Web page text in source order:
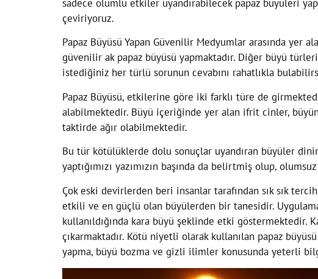
sadece olumlu etkiler uyandırabilecek papaz büyüleri
çeviriyoruz.
Papaz Büyüsü Yapan Güvenilir Medyumlar arasında yer
güvenilir ak papaz büyüsü yapmaktadır. Diğer büyü
istediğiniz her türlü sorunun cevabını rahatlıkla
Papaz Büyüsü, etkilerine göre iki farklı türe de
alabilmektedir. Büyü içeriğinde yer alan ifrit cinler,
taktirde ağır olabilmektedir.
Bu tür kötülüklerde dolu sonuçlar uyandıran büyüler
yaptığımızı yazımızın başında da belirtmiş olup,
Çok eski devirlerden beri insanlar tarafından sık sık
etkili ve en güçlü olan büyülerden bir tanesidir.
kullanıldığında kara büyü şeklinde etki göstermektedir.
çıkarmaktadır. Kötü niyetli olarak kullanılan papaz
yapma, büyü bozma ve gizli ilimler konusunda yeterli